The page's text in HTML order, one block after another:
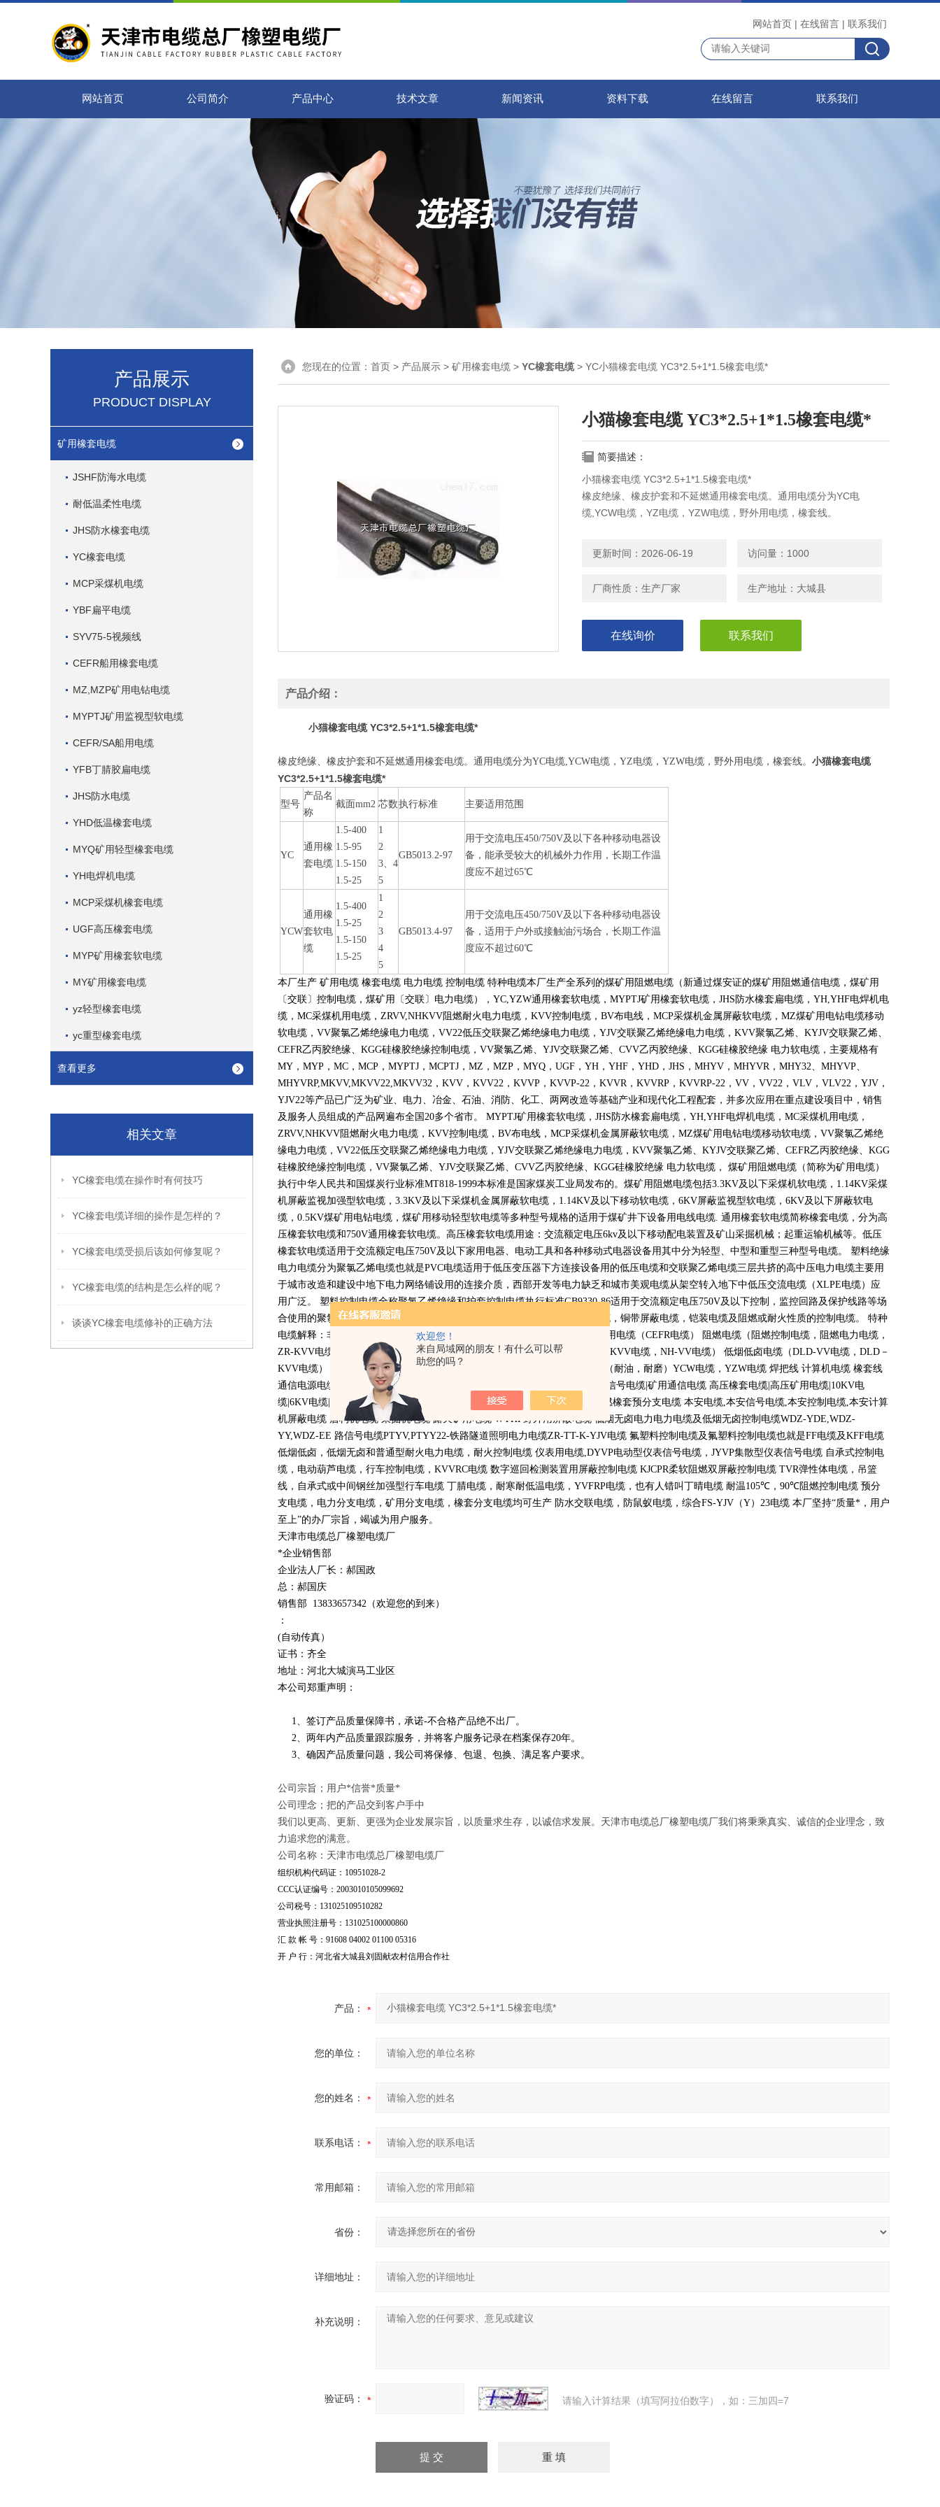
欢迎您！
来自局域网的朋友！有什么可以帮
助您的吗？
网站首页 | 在线留言 | 联系我们
网站首页 公司简介 产品中心 技术文章 新闻资讯 资料下载 在线留言 联系我们
产品展示
PRODUCT DISPLAY
矿用橡套电缆
JSHF防海水电缆
耐低温柔性电缆
JHS防水橡套电缆
YC橡套电缆
MCP采煤机电缆
YBF扁平电缆
SYV75-5视频线
CEFR船用橡套电缆
MZ,MZP矿用电钻电缆
MYPTJ矿用监视型软电缆
CEFR/SA船用电缆
YFB丁腈胶扁电缆
JHS防水电缆
YHD低温橡套电缆
MYQ矿用轻型橡套电缆
YH电焊机电缆
MCP采煤机橡套电缆
UGF高压橡套电缆
MYP矿用橡套软电缆
MY矿用橡套电缆
yz轻型橡套电缆
yc重型橡套电缆
查看更多
相关文章
YC橡套电缆在操作时有何技巧
YC橡套电缆详细的操作是怎样的？
YC橡套电缆受损后该如何修复呢？
YC橡套电缆的结构是怎么样的呢？
谈谈YC橡套电缆修补的正确方法
您现在的位置： 首页 > 产品展示 > 矿用橡套电缆 > YC橡套电缆> YC小猫橡套电缆 YC3*2.5+1*1.5橡套电缆*
小猫橡套电缆 YC3*2.5+1*1.5橡套电缆*
简要描述：
小猫橡套电缆 YC3*2.5+1*1.5橡套电缆*
橡皮绝缘、橡皮护套和不延燃通用橡套电缆。通用电缆分为YC电
缆,YCW电缆，YZ电缆，YZW电缆，野外用电缆，橡套线。
更新时间：2026-06-19 访问量：1000
厂商性质：生产厂家 生产地址：大城县
在线询价 联系我们
产品介绍：
小猫橡套电缆 YC3*2.5+1*1.5橡套电缆*
橡皮绝缘、橡皮护套和不延燃通用橡套电缆。通用电缆分为YC电缆,YCW电缆，YZ电缆，YZW电缆，野外用电缆，橡套线。 小猫橡套电缆
YC3*2.5+1*1.5橡套电缆*
型号
产品名
称
截面mm2 芯数执行标准 主要适用范围
YC
通用橡
套电缆
1.5-400
1.5-95
1.5-150
1.5-25
1
2
3、4
5
GB5013.2-97
用于交流电压450/750V及以下各种移动电器设
备，能承受较大的机械外力作用，长期工作温
度应不超过65℃
YCW
通用橡
套软电
缆
1.5-400
1.5-25
1.5-150
1.5-25
1
2
3
4
5
GB5013.4-97
用于交流电压450/750V及以下各种移动电器设
备，适用于户外或接触油污场合，长期工作温
度应不超过60℃
本厂生产 矿用电缆 橡套电缆 电力电缆 控制电缆 特种电缆本厂生产全系列的煤矿用阻燃电缆（新通过煤安证的煤矿用阻燃通信电缆，煤矿用
〔交联〕控制电缆，煤矿用〔交联〕电力电缆）， YC,YZW通用橡套软电缆， MYPTJ矿用橡套软电缆， JHS 防水橡套扁电缆， YH,YHF电焊机电
缆， MC采煤机用电缆， ZRVV,NHKVV阻燃耐火电力电缆， KVV控制电缆， BV布电线， MCP采煤机金属屏蔽软电缆， MZ煤矿用电钻电缆移动
软电缆， VV聚氯乙烯绝缘电力电缆， VV22低压交联聚乙烯绝缘电力电缆， YJV交联聚乙烯绝缘电力电缆， KVV聚氯乙烯、 KYJV交联聚乙烯、
CEFR乙丙胶绝缘、 KGG硅橡胶绝缘控制电缆， VV聚氯乙烯、 YJV交联聚乙烯、 CVV乙丙胶绝缘、 KGG硅橡胶绝缘 电力软电缆，主要规格有
MY ， MYP ， MC ， MCP ， MYPTJ ， MCPTJ ， MZ ， MZP ， MYQ ， UGF ， YH ， YHF ， YHD ， JHS ， MHYV ， MHYVR， MHY32、 MHYVP、
MHYVRP,MKVV,MKVV22,MKVV32 ， KVV ， KVV22 ， KVVP ， KVVP-22 ， KVVR， KVVRP ， KVVRP-22 ， VV ， VV22 ， VLV ， VLV22 ， YJV ，
YJV22等产品已广泛为矿业、电力、冶金、石油、消防、化工、两网改造等基础产业和现代化工程配套，并多次应用在重点建设项目中，销售
及服务人员组成的产品网遍布全国 20多个省市。 MYPTJ矿用橡套软电缆， JHS 防水橡套扁电缆， YH,YHF电焊机电缆， MC采煤机用电缆，
ZRVV,NHKVV阻燃耐火电力电缆， KVV控制电缆， BV布电线， MCP采煤机金属屏蔽软电缆， MZ煤矿用电钻电缆移动软电缆， VV聚氯乙烯绝
缘电力电缆， VV22低压交联聚乙烯绝缘电力电缆， YJV交联聚乙烯绝缘电力电缆， KVV聚氯乙烯、 KYJV交联聚乙烯、 CEFR乙丙胶绝缘、 KGG
硅橡胶绝缘控制电缆， VV聚氯乙烯、 YJV交联聚乙烯、 CVV乙丙胶绝缘、 KGG硅橡胶绝缘 电力软电缆， 煤矿用阻燃电缆（简称为矿用电缆）
执行中华人民共和国煤炭行业标准MT818-1999本标准是国家煤炭工业局发布的。煤矿用阻燃电缆包括3.3KV及以下采煤机软电缆， 1.14KV采煤
机屏蔽监视加强型软电缆， 3.3KV及以下采煤机金属屏蔽软电缆， 1.14KV及以下移动软电缆， 6KV屏蔽监视型软电缆， 6KV及以下屏蔽软电
缆， 0.5KV煤矿用电钻电缆，煤矿用移动轻型软电缆等多种型号规格的适用于煤矿井下设备用电线电缆. 通用橡套软电缆简称橡套电缆，分为高
压橡套软电缆和 750V通用橡套软电缆。高压橡套软电缆用途：交流额定电压6kv及以下移动配电装置及矿山采掘机械；起重运输机械等。低压
橡套软电缆适用于交流额定电压750V及以下家用电器、电动工具和各种移动式电器设备用其中分为轻型、中型和重型三种型号电缆。 塑料绝缘
电力电缆分为聚氯乙烯电缆也就是PVC电缆适用于低压变压器下方连接设备用的低压电缆和交联聚乙烯电缆三层共挤的高中压电力电缆主要用
于城市改造和建设中地下电力网络铺设用的连接介质，西部开发等电力缺乏和城市美观电缆从架空转入地下中低压交流电缆（XLPE电缆）应
用广泛。 塑料控制电缆全称聚氯乙烯绝缘和护套控制电缆执行标准GB9330-86适用于交流额定电压750V及以下控制，监控回路及保护线路等场
合使用的聚氯乙烯绝缘和护套的电缆工作温度为
摄氏度它分为铜丝屏蔽电缆，铜带屏蔽电缆，铠装电缆及阻燃或耐火性质的控制电缆。 特种
电缆解释：非标电缆，特种需要的电线电缆产品 非国标电缆（布标电缆） 船用电缆（CEFR电缆） 阻燃电缆（阻燃控制电缆，阻燃电力电缆，
ZR-KVV电缆， ZR-VV电缆） 耐火电缆（耐火控制电缆，耐火电力电缆， NH-KVV电缆， NH-VV电缆） 低烟低卤电缆（DLD-VV电缆， DLD －
KVV电缆） 等屏蔽电力电缆 钢丝加强型电缆（ 电缆） 野外用电缆（耐油，耐磨） YCW电缆， YZW电缆 焊把线 计算机电缆 橡套线
通信电源电缆（
RVVZ电缆） 矿用防暴电缆 矿用信号电缆 矿用通信电缆 高压橡套电缆 高压矿用电缆 |10KV电
缆 |6KV电缆 |UGF电缆 氯化聚乙烯橡套扁平电缆 露天高压橡套扁电缆 矿用阻燃橡套预分支电缆 本安电缆,本安信号电缆,本安控制电缆,本安计算
机屏蔽电缆 盾构机电缆 采掘机电缆 露天矿用电缆 WYHP 野外用屏蔽电缆 低烟无卤电力电力电缆及低烟无卤控制电缆WDZ-YDE,WDZ-
YY,WDZ-EE 路信号电缆PTYV,PTYY22-铁路隧道照明电力电缆ZR-TT-K-YJV电缆 氟塑料控制电缆及氟塑料控制电缆也就是FF电缆及KFF电缆
低烟低卤，低烟无卤和普通型耐火电力电缆，耐火控制电缆 仪表用电缆,DYVP电动型仪表信号电缆， JYVP集散型仪表信号电缆 自承式控制电
缆，电动葫芦电缆，行车控制电缆， KVVRC电缆 数字巡回检测装置用屏蔽控制电缆 KJCPR柔软阻燃双屏蔽控制电缆 TVR弹性体电缆，吊篮
线，自承式或中间钢丝加强型行车电缆 丁腈电缆，耐寒耐低温电缆， YVFRP电缆，也有人错叫丁晴电缆 耐温105℃ ，90℃阻燃控制电缆 预分
支电缆，电力分支电缆，矿用分支电缆，橡套分支电缆均可生产 防水交联电缆，防鼠蚁电缆，综合FS-YJV （Y） 23电缆 本厂坚持“质量*，用户
至上”的办厂宗旨，竭诚为用户服务。
天津市电缆总厂橡塑电缆厂
*企业销售部
企业法人厂长：郝国政
总：郝国庆
销售部 13833657342 （欢迎您的到来）
：
(自动传真）
证书：齐全
地址：河北大城演马工业区
本公司郑重声明：
1、签订产品质量保障书，承诺-不合格产品绝不出厂。
2、两年内产品质量跟踪服务，并将客户服务记录在档案保存20年。
3、确因产品质量问题，我公司将保修、包退、包换、满足客户要求。
公司宗旨；用户*信誉*质量*
公司理念；把的产品交到客户手中
我们以更高、更新、更强为企业发展宗旨，以质量求生存，以诚信求发展。天津市电缆总厂橡塑电缆厂我们将秉乘真实、诚信的企业理念，致
力追求您的满意。
公司名称：天津市电缆总厂橡塑电缆厂
组织机构代码证：10951028-2
CCC认证编号：2003010105099692
公司税号：131025109510282
营业执照注册号：131025100000860
汇 款 帐 号：91608 04002 01100 05316
开 户 行：河北省大城县刘固献农村信用合作社
产品：
您的单位：
您的姓名：
联系电话：
常用邮箱：
省份：
详细地址：
补充说明：
验证码： 请输入计算结果（填写阿拉伯数字），如：三加四=7